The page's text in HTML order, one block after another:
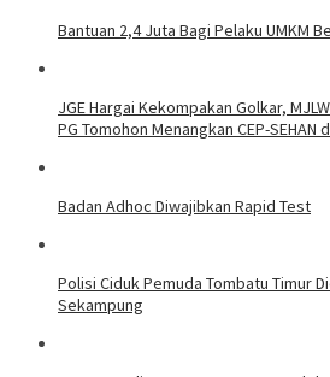
Bantuan 2,4 Juta Bagi Pelaku UMKM
JGE Hargai Kekompakan Golkar,
PG Tomohon Menangkan CEP-SEHAN
Badan Adhoc Diwajibkan Rapid Test
Polisi Ciduk Pemuda Tombatu Timur
Sekampung